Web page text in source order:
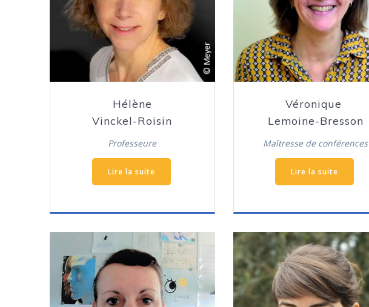
Hélène
Vinckel-Roisin
Professeure
Lire la suite
Véronique
Lemoine-Bresson
Maîtresse de conférences
Lire la suite